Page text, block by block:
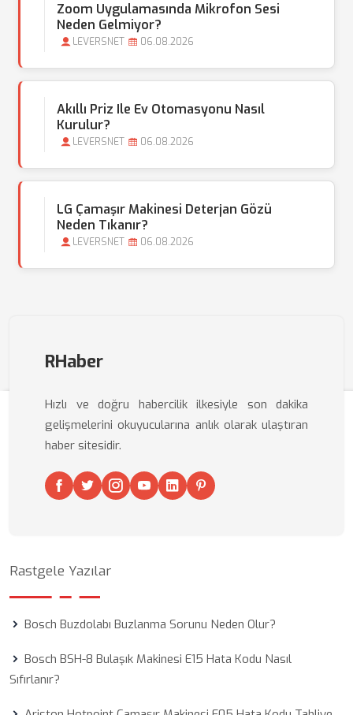
Zoom Uygulamasında Mikrofon Sesi
Neden Gelmiyor?
LEVERSNET 06.08.2026
Akıllı Priz Ile Ev Otomasyonu Nasıl
Kurulur?
LEVERSNET 06.08.2026
LG Çamaşır Makinesi Deterjan Gözü
Neden Tıkanır?
LEVERSNET 06.08.2026
RHaber
Hızlı ve doğru habercilik ilkesiyle son dakika
gelişmelerini okuyucularına anlık olarak ulaştıran
haber sitesidir.
Rastgele Yazılar
Bosch Buzdolabı Buzlanma Sorunu Neden Olur?
Bosch BSH-8 Bulaşık Makinesi E15 Hata Kodu Nasıl
Sıfırlanır?